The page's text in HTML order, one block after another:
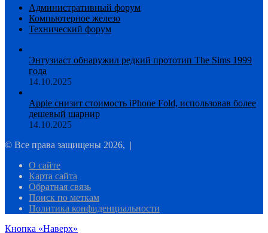
Административный форум
Компьютерное железо
Технический форум
Энтузиаст обнаружил редкий прототип The Sims 1999
года
14.10.2025
Apple снизит стоимость iPhone Fold, использовав более
дешевый шарнир
14.10.2025
© Все права защищены 2026, |
О сайте
Карта сайта
Обратная связь
Поиск по меткам
Политика конфиденциальности
Кнопка «Наверх»